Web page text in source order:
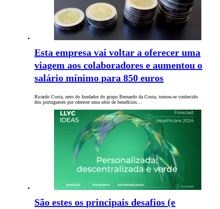
Esta empresa vai voltar a oferecer uma
viagem aos colaboradores e aumentou o
salário mínimo para 850 euros
Ricardo Costa, neto do fundador do grupo Bernardo da Costa, tornou-se conhecido
dos portugueses por oferecer uma série de benefícios…
São estes os principais desafios (e